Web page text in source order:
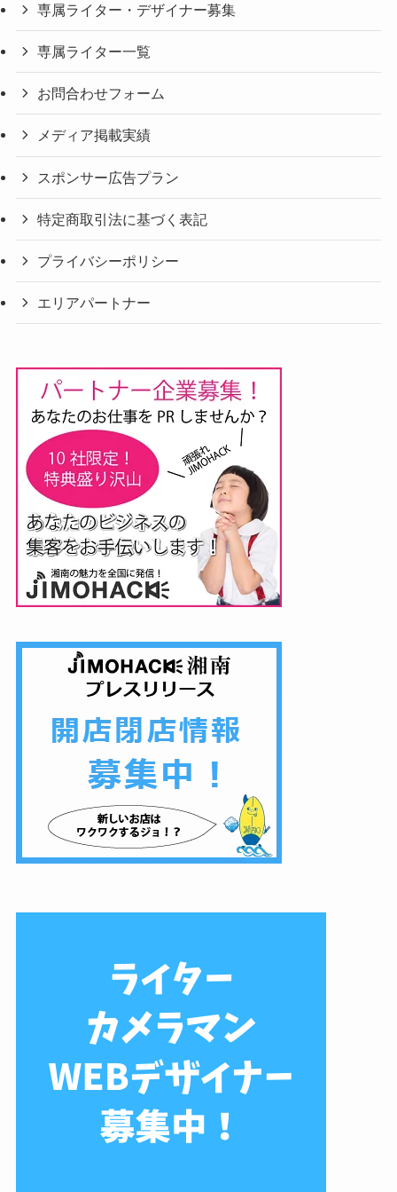
専属ライター・デザイナー募集
専属ライター一覧
お問合わせフォーム
メディア掲載実績
スポンサー広告プラン
特定商取引法に基づく表記
プライバシーポリシー
エリアパートナー